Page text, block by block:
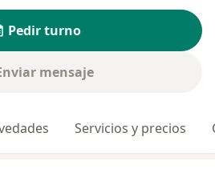
Pedir turno
mensaje
Servicios y precios